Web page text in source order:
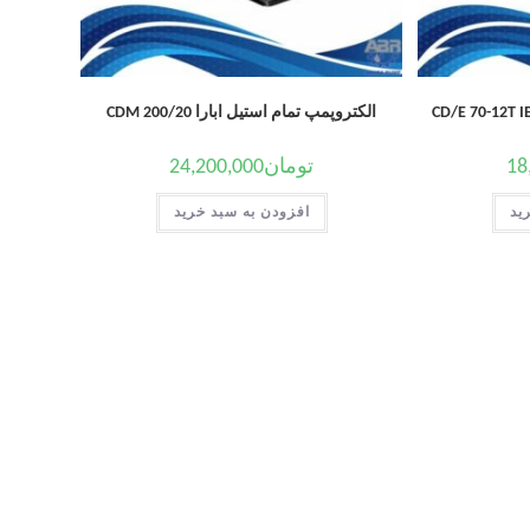
الکتروپمپ تمام استیل ابارا CDM 200/20
تومان24,200,000
افزودن به سبد خرید